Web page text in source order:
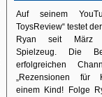
Auf seinem
ToysReview“ testet
Ryan seit März
Spielzeug. Die
erfolgreichen
„Rezensionen für
einem Kind! Folge